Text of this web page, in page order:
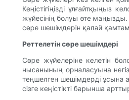
Кеңістігіңізді
жүйесінің болуы өте
сөре шешімдерін қалай
Реттелетін сөре шешімдері
Сөре жүйелеріне келетін
нысанының орналасуына
теңшелген шешімдерді ұсына
сізге кеңістікті барынша